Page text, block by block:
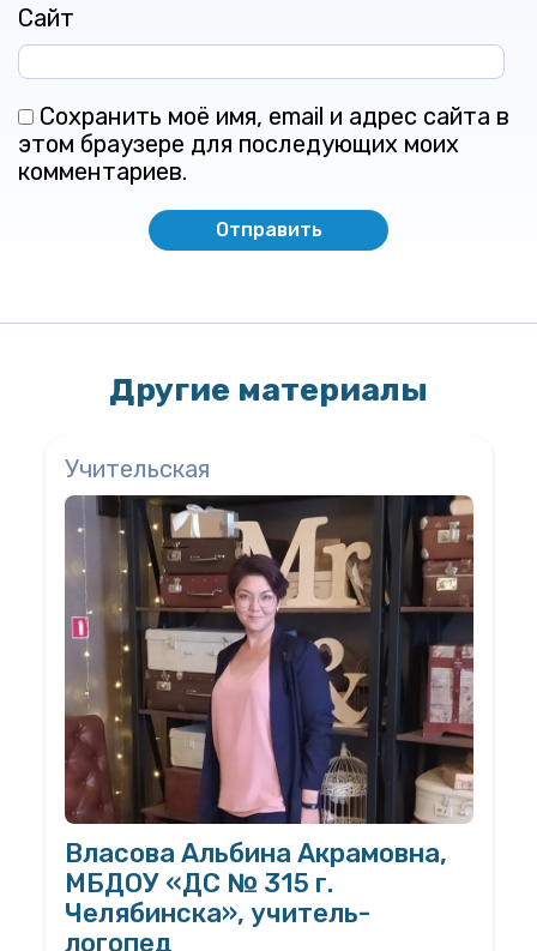
Сайт
Сохранить моё имя, email и адрес сайта в
этом браузере для последующих моих
комментариев.
Другие материалы
Учительская
Власова Альбина Акрамовна,
МБДОУ «ДС № 315 г.
Челябинска», учитель-
логопед